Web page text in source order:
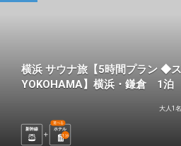
横浜 サウナ旅【5時間プラン ◆
YOKOHAMA】横浜・鎌倉 1泊
新幹線 ホテル
選べる
1 泊
大人1